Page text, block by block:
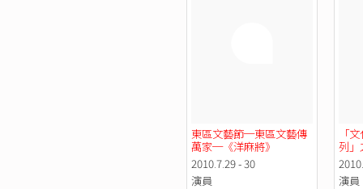
東區文藝節─東區文藝傳
萬家─《洋麻將》
2010.7.29 - 30
演員
「
列」
劇新
《我
演員